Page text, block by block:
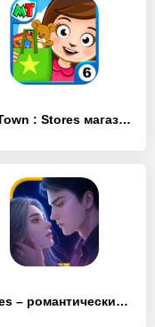
My Town : Stores магазинах
Series – романтические истории